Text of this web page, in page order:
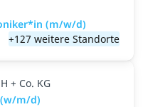
(m/w/d)
+127 weitere Standorte
+ Co. KG
m/d)